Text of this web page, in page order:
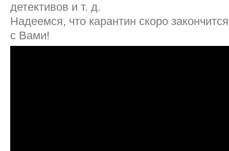
детективов и т. д.
Надеемся, что карантин скоро
с Вами!